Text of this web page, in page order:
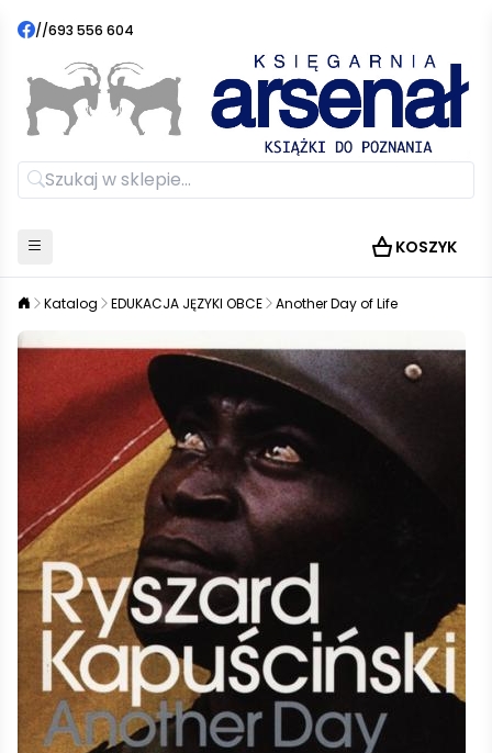
//693 556 604
KOSZYK
Katalog EDUKACJA JĘZYKI OBCE Another Day of Life